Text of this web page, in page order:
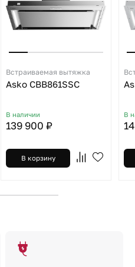
Встраиваемая вытяжка
Asko CBB861SSC
В наличии
139 900 ₽
В корзину
В